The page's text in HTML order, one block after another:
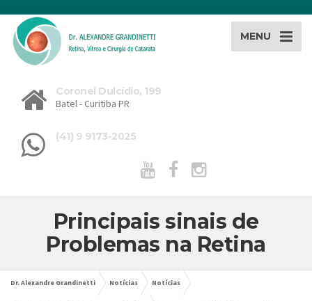
MENU
Coronel Dulcídio, 199
Batel - Curitiba PR
(41) 9 9173-2025
Principais sinais de
Problemas na Retina
Dr. Alexandre Grandinetti Notícias Notícias